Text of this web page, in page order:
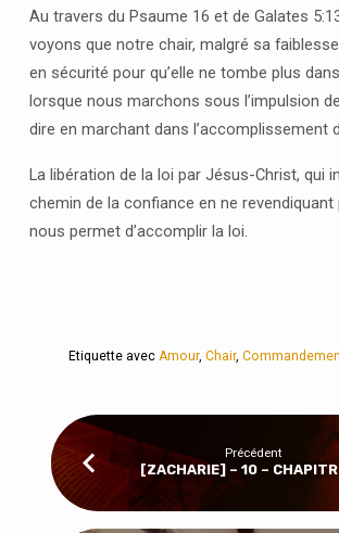
Au travers du Psaume 16 et de Galates
voyons que notre chair, malgré sa
en sécurité pour qu’elle ne tombe plus
lorsque nous marchons sous l’impulsion
dire en marchant dans l’accomplissement
La libération de la loi par Jésus-Christ, qui
chemin de la confiance en ne
nous permet d’accomplir la loi.
Etiquette avec Amour, Chair,
Précédent
[ZACHARIE] – 10 –